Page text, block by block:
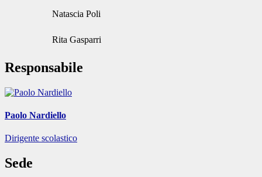
Natascia Poli
Rita Gasparri
Responsabile
Paolo Nardiello
Dirigente scolastico
Sede